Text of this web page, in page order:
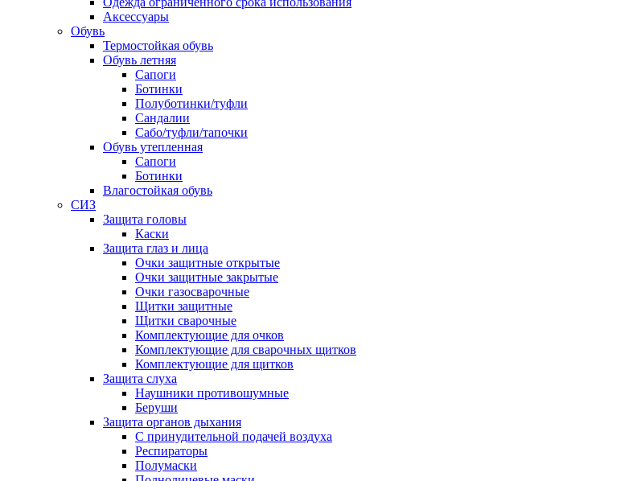
Аксессуары
Обувь
Термостойкая обувь
Обувь летняя
Сапоги
Ботинки
Полуботинки/туфли
Сандалии
Сабо/туфли/тапочки
Обувь утепленная
Сапоги
Ботинки
Влагостойкая обувь
СИЗ
Защита головы
Каски
Защита глаз и лица
Очки защитные открытые
Очки защитные закрытые
Очки газосварочные
Щитки защитные
Щитки сварочные
Комплектующие для очков
Комплектующие для сварочных щитков
Комплектующие для щитков
Защита слуха
Наушники противошумные
Беруши
Защита органов дыхания
С принудительной подачей воздуха
Респираторы
Полумаски